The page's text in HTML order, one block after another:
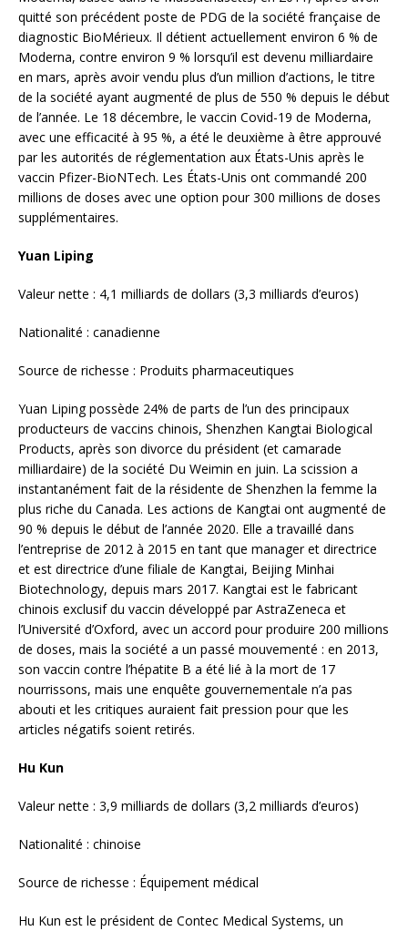
quitté son précédent poste de PDG de la société française de
diagnostic BioMérieux. Il détient actuellement environ 6 % de
Moderna, contre environ 9 % lorsqu’il est devenu milliardaire
en mars, après avoir vendu plus d’un million d’actions, le titre
de la société ayant augmenté de plus de 550 % depuis le début
de l’année. Le 18 décembre, le vaccin Covid-19 de Moderna,
avec une efficacité à 95 %, a été le deuxième à être approuvé
par les autorités de réglementation aux États-Unis après le
vaccin Pfizer-BioNTech. Les États-Unis ont commandé 200
millions de doses avec une option pour 300 millions de doses
supplémentaires.
Yuan Liping
Valeur nette : 4,1 milliards de dollars (3,3 milliards d’euros)
Nationalité : canadienne
Source de richesse : Produits pharmaceutiques
Yuan Liping possède 24% de parts de l’un des principaux
producteurs de vaccins chinois, Shenzhen Kangtai Biological
Products, après son divorce du président (et camarade
milliardaire) de la société Du Weimin en juin. La scission a
instantanément fait de la résidente de Shenzhen la femme la
plus riche du Canada. Les actions de Kangtai ont augmenté de
90 % depuis le début de l’année 2020. Elle a travaillé dans
l’entreprise de 2012 à 2015 en tant que manager et directrice
et est directrice d’une filiale de Kangtai, Beijing Minhai
Biotechnology, depuis mars 2017. Kangtai est le fabricant
chinois exclusif du vaccin développé par AstraZeneca et
l’Université d’Oxford, avec un accord pour produire 200 millions
de doses, mais la société a un passé mouvementé : en 2013,
son vaccin contre l’hépatite B a été lié à la mort de 17
nourrissons, mais une enquête gouvernementale n’a pas
abouti et les critiques auraient fait pression pour que les
articles négatifs soient retirés.
Hu Kun
Valeur nette : 3,9 milliards de dollars (3,2 milliards d’euros)
Nationalité : chinoise
Source de richesse : Équipement médical
Hu Kun est le président de Contec Medical Systems, un